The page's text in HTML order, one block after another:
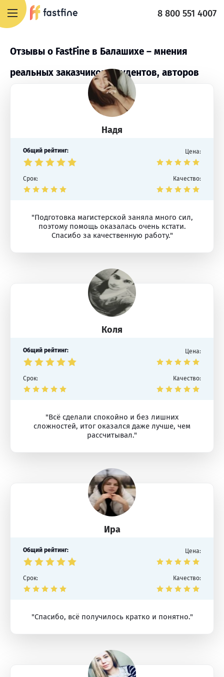
8 800 551 4007
Отзывы о FastFine в Балашихе – мнения
реальных заказчиков, студентов, авторов
Надя
Общий рейтинг: Цена:
Срок: Качество:
"Подготовка магистерской заняла много сил,
поэтому помощь оказалась очень кстати.
Спасибо за качественную работу."
Коля
Общий рейтинг: Цена:
Срок: Качество:
"Всё сделали спокойно и без лишних
сложностей, итог оказался даже лучше, чем
рассчитывал."
Ира
Общий рейтинг: Цена:
Срок: Качество:
"Спасибо, всё получилось кратко и понятно."